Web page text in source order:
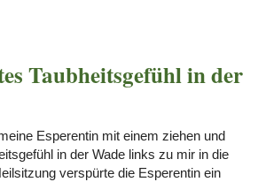
Taubheitsgefühl in der
Esperentin mit einem ziehen und
in der Wade links zu mir in die
verspürte die Esperentin ein